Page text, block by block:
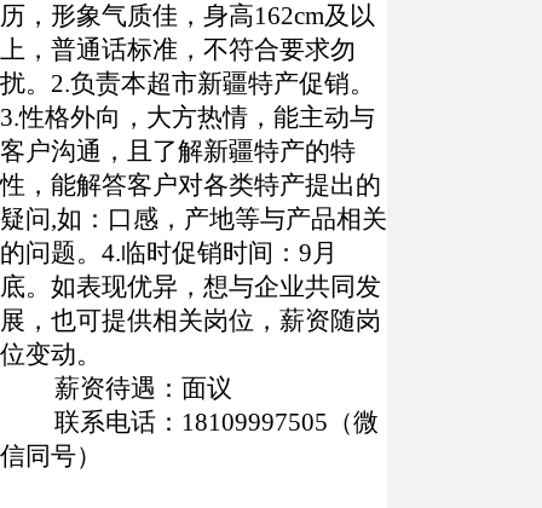
历，形象气质佳，身高162cm及以
上，普通话标准，不符合要求勿
扰。2.负责本超市新疆特产促销。
3.性格外向，大方热情，能主动与
客户沟通，且了解新疆特产的特
性，能解答客户对各类特产提出的
疑问,如：口感，产地等与产品相关
的问题。4.临时促销时间：9月
底。如表现优异，想与企业共同发
展，也可提供相关岗位，薪资随岗
位变动。
薪资待遇：面议
联系电话： 18109997505（微
信同号）